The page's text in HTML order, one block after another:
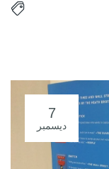
7
ديسمبر